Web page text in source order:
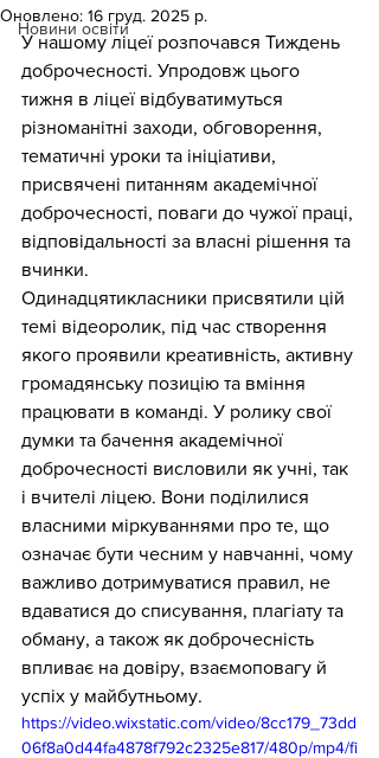
Новини освіти
Оновлено: 16 груд. 2025 р.
У нашому ліцеї розпочався Тиждень
доброчесності. Упродовж цього
тижня в ліцеї відбуватимуться
різноманітні заходи, обговорення,
тематичні уроки та ініціативи,
присвячені питанням академічної
доброчесності, поваги до чужої праці,
відповідальності за власні рішення та
вчинки.
Одинадцятикласники присвятили цій
темі відеоролик, під час створення
якого проявили креативність, активну
громадянську позицію та вміння
працювати в команді. У ролику свої
думки та бачення академічної
доброчесності висловили як учні, так
і вчителі ліцею. Вони поділилися
власними міркуваннями про те, що
означає бути чесним у навчанні, чому
важливо дотримуватися правил, не
вдаватися до списування, плагіату та
обману, а також як доброчесність
впливає на довіру, взаємоповагу й
успіх у майбутньому.
https://video.wixstatic.com/video/8cc179_73dd
06f8a0d44fa4878f792c2325e817/480p/mp4/fi